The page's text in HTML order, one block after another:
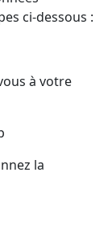
ci-dessous :
à votre
la